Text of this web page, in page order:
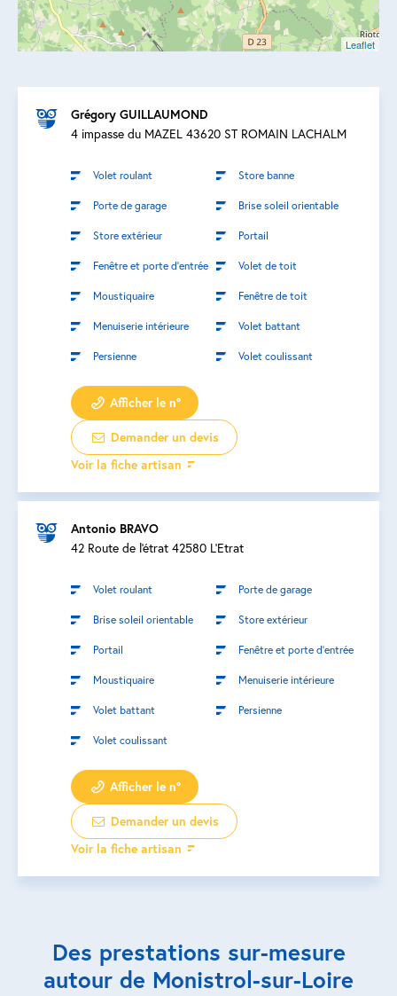
Leaflet
Grégory GUILLAUMOND
4 impasse du MAZEL 43620 ST ROMAIN LACHALM
Volet roulant Store banne
Porte de garage Brise soleil orientable
Store extérieur Portail
Fenêtre et porte d’entrée Volet de toit
Moustiquaire Fenêtre de toit
Menuiserie intérieure Volet battant
Persienne Volet coulissant
Afficher le n°
Demander un devis
Voir la fiche artisan
Antonio BRAVO
42 Route de l'étrat 42580 L'Etrat
Volet roulant Porte de garage
Brise soleil orientable Store extérieur
Portail Fenêtre et porte d’entrée
Moustiquaire Menuiserie intérieure
Volet battant Persienne
Volet coulissant
Afficher le n°
Demander un devis
Voir la fiche artisan
Des prestations sur-mesure
autour de Monistrol-sur-Loire